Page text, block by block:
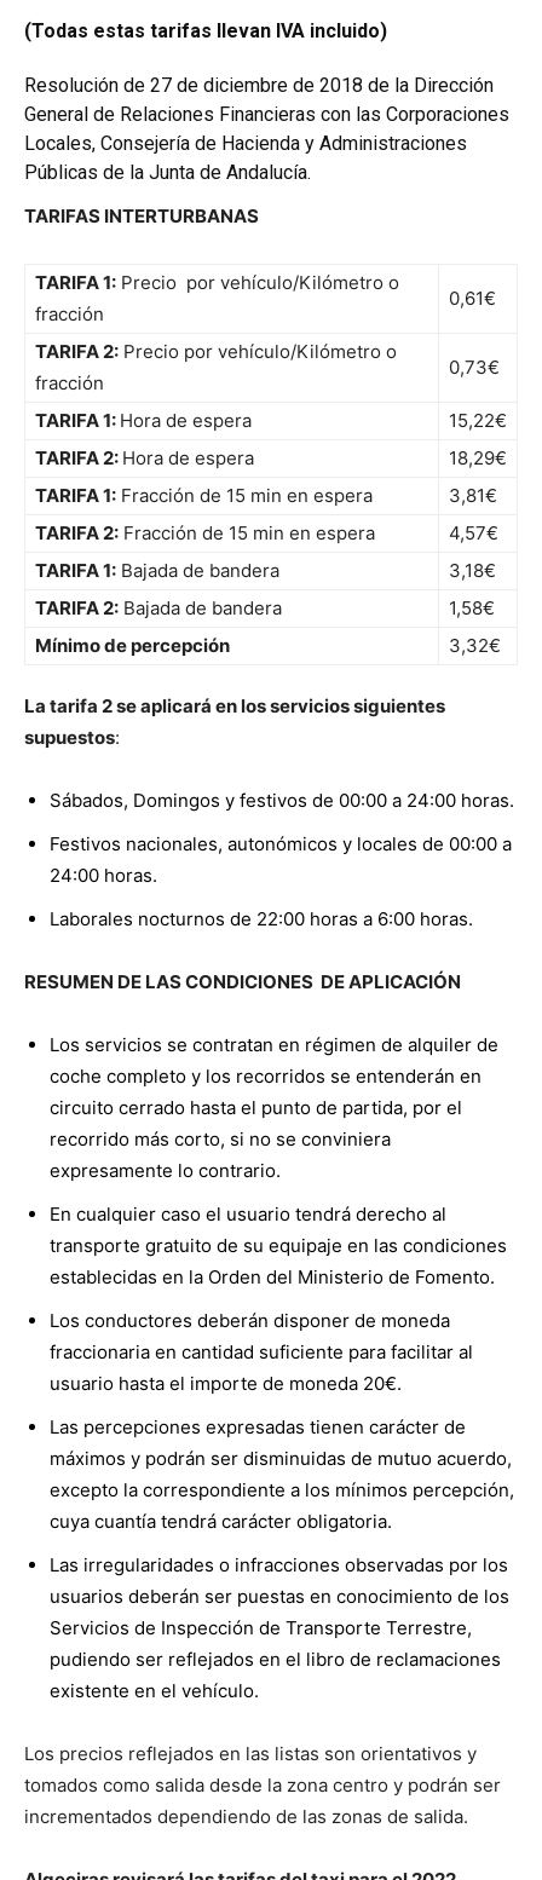
(Todas estas tarifas llevan IVA incluido)
Resolución de 27 de diciembre de 2018 de la Dirección
General de Relaciones Financieras con las Corporaciones
Locales, Consejería de Hacienda y Administraciones
Públicas de la Junta de Andalucía.
TARIFAS INTERTURBANAS
TARIFA 1: Precio por vehículo/Kilómetro o
fracción
0,61€
TARIFA 2: Precio por vehículo/Kilómetro o
fracción
0,73€
TARIFA 1: Hora de espera
15,22€
TARIFA 2: Hora de espera
18,29€
TARIFA 1: Fracción de 15 min en espera
3,81€
TARIFA 2: Fracción de 15 min en espera
4,57€
TARIFA 1: Bajada de bandera
3,18€
TARIFA 2: Bajada de bandera
1,58€
Mínimo de percepción
3,32€
La tarifa 2 se aplicará en los servicios siguientes
supuestos:
Sábados, Domingos y festivos de 00:00 a 24:00 horas.
Festivos nacionales, autonómicos y locales de 00:00 a
24:00 horas.
Laborales nocturnos de 22:00 horas a 6:00 horas.
RESUMEN DE LAS CONDICIONES DE APLICACIÓN
Los servicios se contratan en régimen de alquiler de
coche completo y los recorridos se entenderán en
circuito cerrado hasta el punto de partida, por el
recorrido más corto, si no se conviniera
expresamente lo contrario.
En cualquier caso el usuario tendrá derecho al
transporte gratuito de su equipaje en las condiciones
establecidas en la Orden del Ministerio de Fomento.
Los conductores deberán disponer de moneda
fraccionaria en cantidad suficiente para facilitar al
usuario hasta el importe de moneda 20€.
Las percepciones expresadas tienen carácter de
máximos y podrán ser disminuidas de mutuo acuerdo,
excepto la correspondiente a los mínimos percepción,
cuya cuantía tendrá carácter obligatoria.
Las irregularidades o infracciones observadas por los
usuarios deberán ser puestas en conocimiento de los
Servicios de Inspección de Transporte Terrestre,
pudiendo ser reflejados en el libro de reclamaciones
existente en el vehículo.
Los precios reflejados en las listas son orientativos y
tomados como salida desde la zona centro y podrán ser
incrementados dependiendo de las zonas de salida.